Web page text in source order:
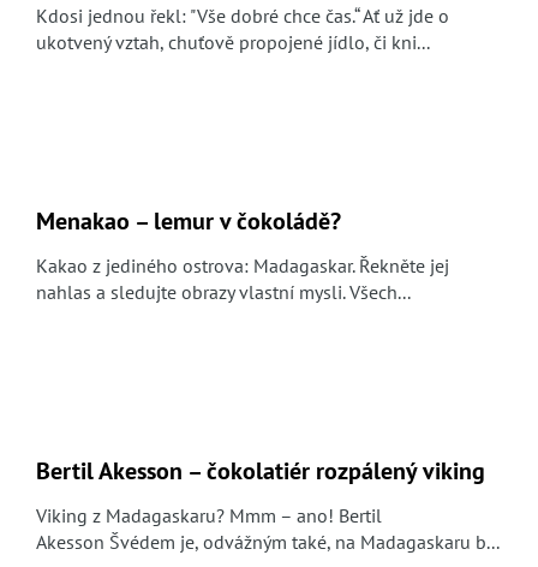
Kdosi jednou řekl: "Vše dobré chce čas.“ Ať už jde o
ukotvený vztah, chuťově propojené jídlo, či kni...
Menakao – lemur v čokoládě?
Kakao z jediného ostrova: Madagaskar. Řekněte jej
nahlas a sledujte obrazy vlastní mysli. Všech...
Bertil Akesson – čokolatiér rozpálený viking
Viking z Madagaskaru? Mmm – ano! Bertil
Akesson Švédem je, odvážným také, na Madagaskaru b...